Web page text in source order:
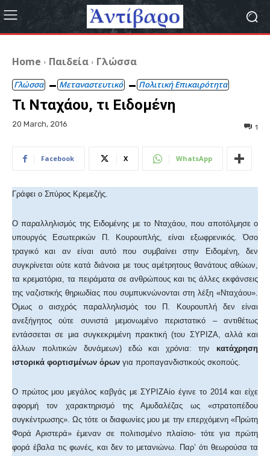
Home Παιδεία Γλώσσα
Γλώσσα Μεταναστευτικό Πολιτική Επικαιρότητα
Τι Νταχάου, τι Ειδομένη
20 March, 2016 1
Facebook X WhatsApp
Γράφει ο Σπύρος Κρεμεζής.
Ο παραλληλισμός της Ειδομένης με το Νταχάου, που αποτόλμησε ο
υπουργός Εσωτερικών Π. Κουρουπλής, είναι εξωφρενικός. Όσο
τραγικό και αν είναι αυτό που συμβαίνει στην Ειδομένη, δεν
συγκρίνεται ούτε κατά διάνοια με τους αμέτρητους θανάτους αθώων,
τα κρεματόρια, τα πειράματα σε ανθρώπους και τις άλλες εκφάνσεις
της ναζιστικής θηριωδίας που συμπυκνώνονται στη λέξη «Νταχάου».
Όμως ο αισχρός παραλληλισμός του Π. Κουρουπλή δεν είναι
ανεξήγητος ούτε συνιστά μεμονωμένο περιστατικό – αντιθέτως
εντάσσεται σε μια συγκεκριμένη πρακτική (του ΣΥΡΙΖΑ, αλλά και
άλλων πολιτικών δυνάμεων) εδώ και χρόνια: την κατάχρηση
ιστορικά φορτισμένων όρων για προπαγανδιστικούς σκοπούς.
Ο πρώτος μου μεγάλος καβγάς με ΣΥΡΙΖΑίο έγινε το 2014 και είχε
αφορμή τον χαρακτηρισμό της Αμυδαλέζας ως «στρατοπέδου
συγκέντρωσης». Ως τότε οι διαφωνίες μου με την επερχόμενη «Πρώτη
Φορά Αριστερά» έμεναν σε πολιτισμένο πλαίσιο- τότε για πρώτη
φορά έβαλα τις φωνές, και δεν το μετανιώνω. Παρ’ ότι θεωρούσα τα